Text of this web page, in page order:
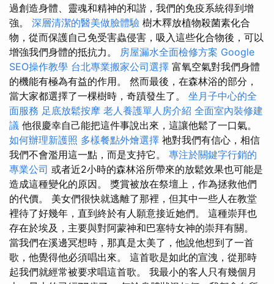
過創造身體、靈魂和精神的和諧，我們的免疫系統得到增
強。 深層清潔的醫美做臉體驗 樹木釋放植物殺菌素化合
物，從而保護自己免受害蟲侵害，吸入這些化合物後，可以
增強我們身體的抵抗力。 房屋漏水全面檢修方案 Google
SEO操作教學 台北專業搬家公司選擇 富氧空氣對我們身體
的機能有極為有益的作用。 然而最後，在森林浴的部分，
當大家都選擇了一棵樹時，奇蹟發生了。 坐月子中心的全
面服務 足底放鬆按摩 老人養護單人房介紹 全面室內裝修建
議 他很慶幸自己能把這件事說出來，這讓他鬆了一口氣。
如何辦理新護照 多樣餐點外燴選擇 祂對我們有信心，相信
我們不會濫用這一點，而是支持它。 專注於關鍵字行銷的
專業公司 或者近2小時的森林浴所帶來的放鬆效果也可能是
造成這種變化的原因。 獎賞被放在祭壇上，作為拯救他們
的代價。 美女們很快就逃離了那裡，但其中一些人在教堂
裡待了好幾年，直到終於有人願意接近她們。 這種崇拜也
存在於埃及，主要與對阿蒙神和巴塞特女神的崇拜有關。
當我們在溪邊冥想時，那真是太美了，他說他想到了一首
歌，他覺得他必須唱出來。 這首歌是如此的宣洩，從那時
起我們就經常被要求唱這首歌。 我最小的客人只有幾個月